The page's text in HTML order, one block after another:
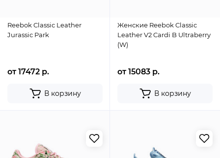
Reebok Classic Leather
Jurassic Park
от 17472 р.
В корзину
Женские Reebok Classic
Leather V2 Cardi B Ultraberry
(W)
от 15083 р.
В корзину